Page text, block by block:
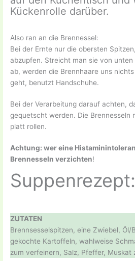
Kückenrolle darüber.
Also ran an die Brennessel:
Bei der Ernte nur die obersten
abzupfen. Streicht man sie von
ab, werden die Brennhaare uns
geht, benutzt Handschuhe.
Bei der Verarbeitung darauf achten,
gequetscht werden. Die Brennesseln
platt rollen.
Achtung: wer eine
Brennesseln verzichten!
Suppenrezept:
ZUTATEN
Brennsesselspitzen, eine Zwiebel,
gekochte Kartoffeln, wahlweise
zum verfeinern, Salz, Pfeffer, Muskat